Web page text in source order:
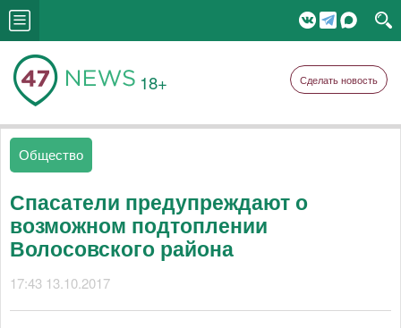
18+ Сделать новость
Общество
Спасатели предупреждают о
возможном подтоплении
Волосовского района
17:43 13.10.2017